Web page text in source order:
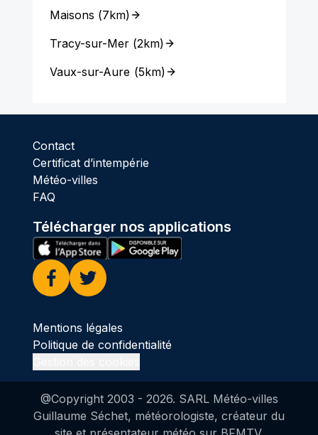
Maisons (7km)
Tracy-sur-Mer(2km)
Vaux-sur-Aure (5km)
Contact
Certificat d’intempérie
Météo-villes
FAQ
Télécharger nos applications
Facebook
Twitter
Mentions légales
Politique de confidentialité
@Copyright 2003 - 2026. SARL Météo-villes
Guillaume Séchet, météorologiste, créateur du